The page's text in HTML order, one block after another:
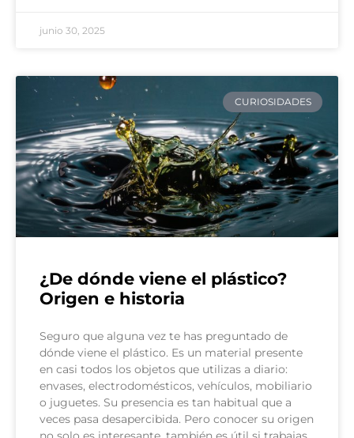
junio 30, 2025
CURIOSIDADES
¿De dónde viene el plástico?
Origen e historia
Seguro que alguna vez te has preguntado de
dónde viene el plástico. Es un material presente
en casi todos los objetos que utilizas a diario:
envases, electrodomésticos, vehículos, mobiliario
o juguetes. Su presencia es tan habitual que a
veces pasa desapercibida. Pero conocer su origen